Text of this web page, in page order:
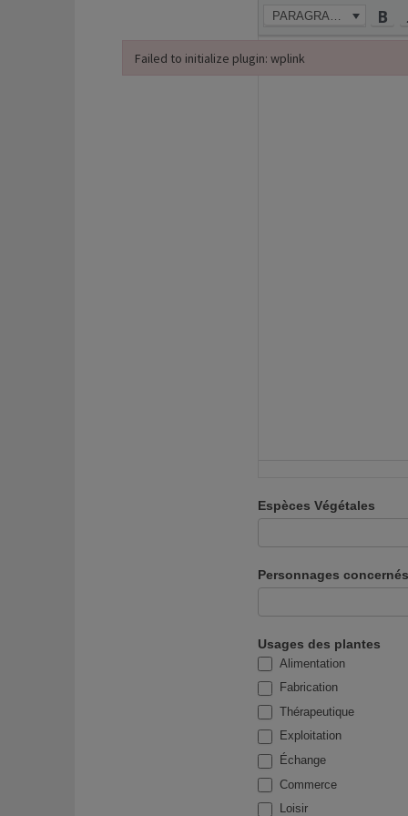
PARAGRAPHE
Espèces Végétales
Personnages concernés
Usages des plantes
Alimentation
Fabrication
Thérapeutique
Exploitation
Échange
Commerce
Loisir
Failed to initialize plugin: wplink
Failed to initialize plugin: wplink